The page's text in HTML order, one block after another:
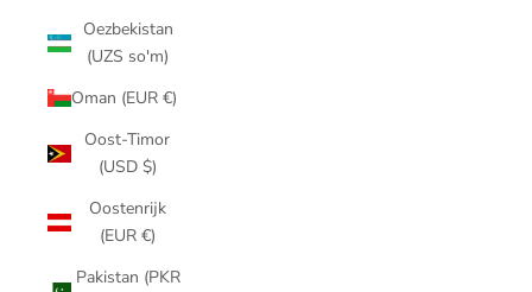
Oezbekistan
(UZS so'm)
Oman (EUR €)
Oost-Timor
(USD $)
Oostenrijk
(EUR €)
Pakistan (PKR